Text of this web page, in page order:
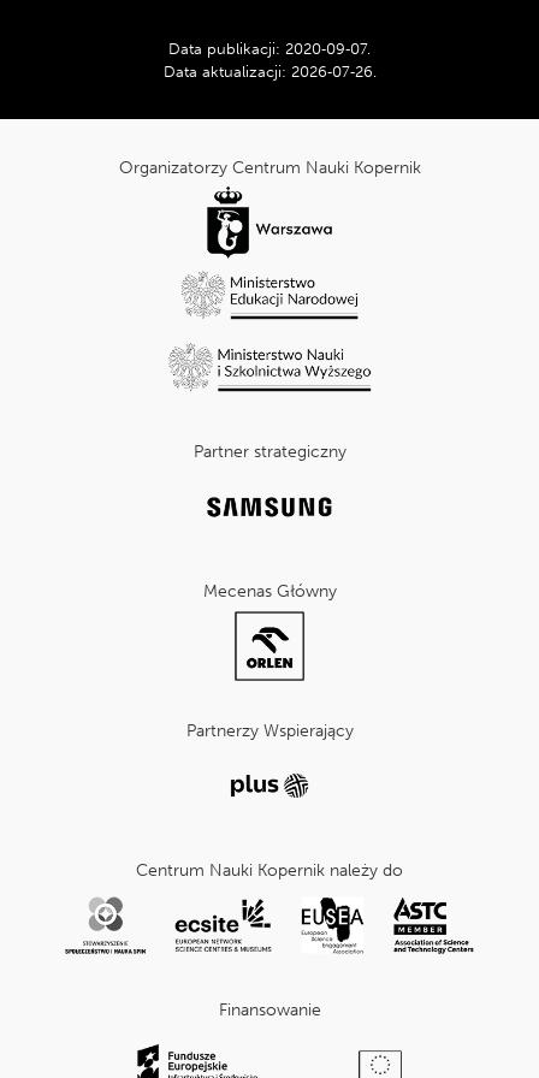
serwisie
Tripadvisor:
Data publikacji: 2020‑09‑07.
Data aktualizacji: 2026‑07‑26.
Organizatorzy Centrum Nauki Kopernik
Partner strategiczny
Mecenas Główny
Partnerzy Wspierający
Centrum Nauki Kopernik należy do
Finansowanie